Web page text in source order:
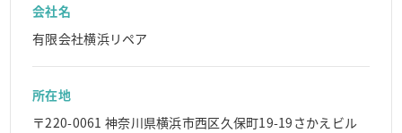
会社名
有限会社横浜リペア
所在地
〒220-0061 神奈川県横浜市西区久保町19-19さかえビル